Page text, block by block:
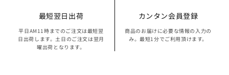
広島県の指定袋から探す
最短翌日出荷
平日AM11時までのご注文は最短翌
日出荷します。土日のご注文は翌月
曜出荷となります。
カンタン会員登録
商品のお届けに必要な情報の入力の
み。最短1分でご利用頂けます。